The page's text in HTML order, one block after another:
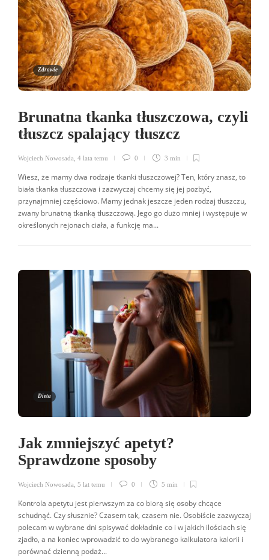
Zdrowie
Brunatna tkanka tłuszczowa, czyli
tłuszcz spalający tłuszcz
Wojciech Nowosada 4 lata temu 0 3 min
Wiesz, że mamy dwa rodzaje tkanki tłuszczowej? Ten, który znasz, to
biała tkanka tłuszczowa i zazwyczaj chcemy się jej pozbyć,
przynajmniej częściowo. Mamy jednak jeszcze jeden rodzaj tłuszczu,
zwany brunatną tkanką tłuszczową. Jego go dużo mniej i występuje w
określonych rejonach ciała, a funkcję ma...
Dieta
Jak zmniejszyć apetyt?
Sprawdzone sposoby
Wojciech Nowosada 5 lat temu 0 5 min
Kontrola apetytu jest pierwszym za co biorą się osoby chcące
schudnąć. Czy słusznie? Czasem tak, czasem nie. Osobiście zazwyczaj
polecam w wybrane dni spisywać dokładnie co i w jakich ilościach się
zjadło, a na koniec wprowadzić to do wybranego kalkulatora kalorii i
porównać dzienną podaż...